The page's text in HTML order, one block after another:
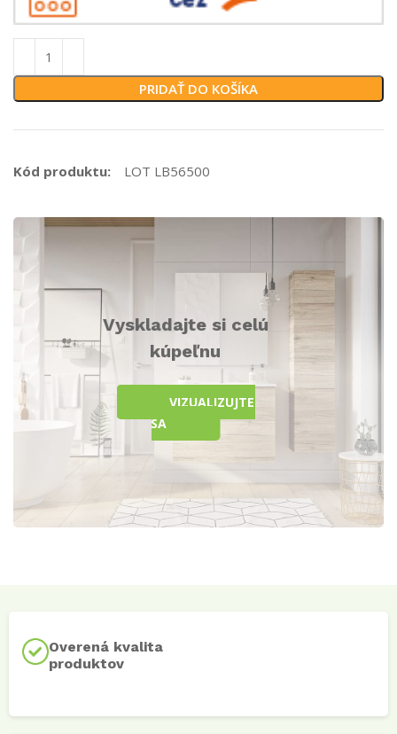
PRIDAŤ DO KOŠÍKA
Kód produktu: LOT LB56500
Vyskladajte si celú
kúpeľnu
VIZUALIZUJTE
SA
Overená kvalita
produktov